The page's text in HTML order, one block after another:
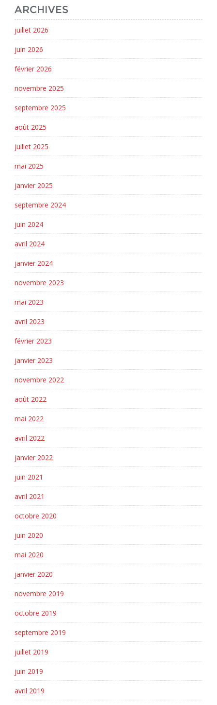
ARCHIVES
juillet 2026
juin 2026
février 2026
novembre 2025
septembre 2025
août 2025
juillet 2025
mai 2025
janvier 2025
septembre 2024
juin 2024
avril 2024
janvier 2024
novembre 2023
mai 2023
avril 2023
février 2023
janvier 2023
novembre 2022
août 2022
mai 2022
avril 2022
janvier 2022
juin 2021
avril 2021
octobre 2020
juin 2020
mai 2020
janvier 2020
novembre 2019
octobre 2019
septembre 2019
juillet 2019
juin 2019
avril 2019